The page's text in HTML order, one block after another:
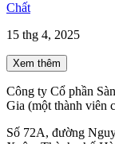
Chất
15 thg 4, 2025
Xem thêm
Công ty Cổ phần
Gia (một thành viên
Số 72A, đường